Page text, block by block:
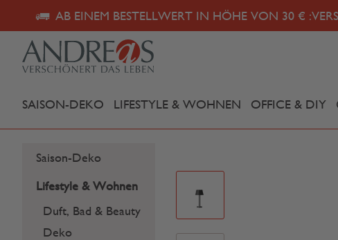
AB EINEM BESTELLWERT IN HÖHE VON 30 € :
SAISON-DEKO LIFESTYLE & WOHNEN OFFICE & DIY
Saison-Deko
Lifestyle & Wohnen
Duft, Bad & Beauty
Deko